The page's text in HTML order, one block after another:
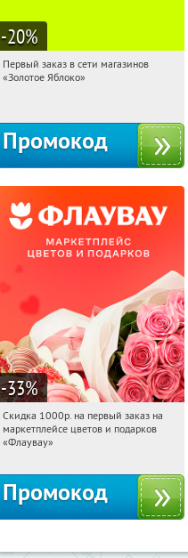
-20%
07:10:20
Получи первым!
Первый заказ в сети магазинов
«Золотое Яблоко»
Промокод
-33%
07:10:20 Получили:
Россия
Скидка 1000р. на первый заказ на
маркетплейсе цветов и подарков
«Флаувау»
Промокод